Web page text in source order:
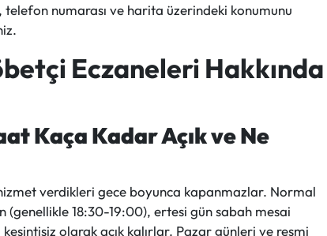
numarası ve harita üzerindeki konumunu
Eczaneleri Hakkında
Kaça Kadar Açık ve Ne
verdikleri gece boyunca kapanmazlar. Normal
(genellikle 18:30-19:00), ertesi gün sabah mesai
olarak açık kalırlar. Pazar günleri ve resmi